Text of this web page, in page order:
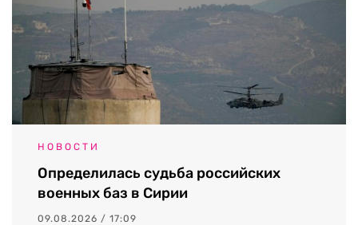
НОВОСТИ
Определилась судьба российских
военных баз в Сирии
09.08.2026 / 17:09